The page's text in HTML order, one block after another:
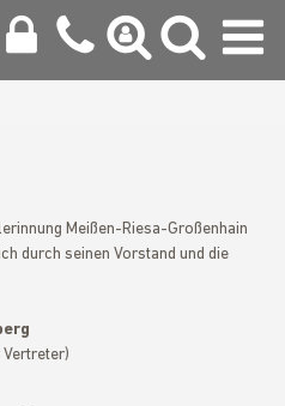
Meißen-Riesa-Großenhain
durch seinen Vorstand und die